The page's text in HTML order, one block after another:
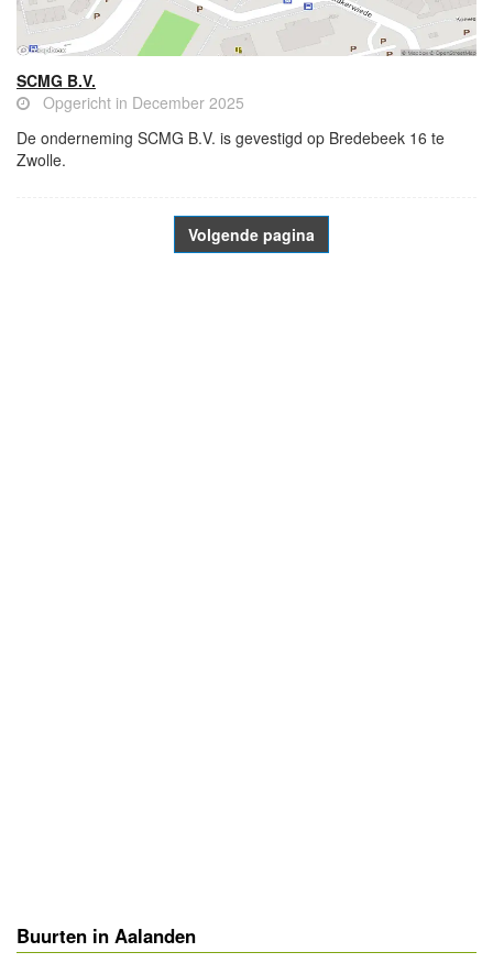
SCMG B.V.
Opgericht in December 2025
De onderneming SCMG B.V. is gevestigd op Bredebeek 16 te
Zwolle.
Volgende pagina
Buurten in Aalanden